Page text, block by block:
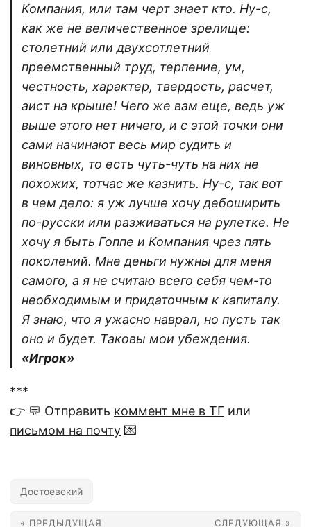
Компания, или там черт знает кто. Ну-с,
как же не величественное зрелище:
столетний или двухсотлетний
преемственный труд, терпение, ум,
честность, характер, твердость, расчет,
аист на крыше! Чего же вам еще, ведь уж
выше этого нет ничего, и с этой точки они
сами начинают весь мир судить и
виновных, то есть чуть-чуть на них не
похожих, тотчас же казнить. Ну-с, так вот
в чем дело: я уж лучше хочу дебоширить
по-русски или разживаться на рулетке. Не
хочу я быть Гоппе и Компания чрез пять
поколений. Мне деньги нужны для меня
самого, а я не считаю всего себя чем-то
необходимым и придаточным к капиталу.
Я знаю, что я ужасно наврал, но пусть так
оно и будет. Таковы мои убеждения.
«Игрок»
***
👉 💬 Отправить коммент мне в ТГ или
письмом на почту 💌
Достоевский
« ПРЕДЫДУЩАЯ СЛЕДУЮЩАЯ »